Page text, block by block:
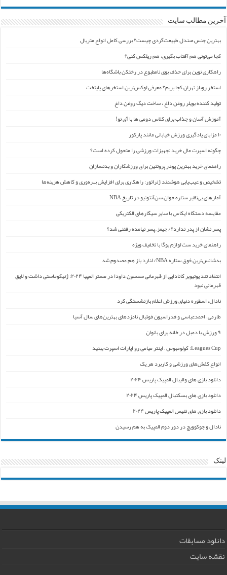
آخرین مطالب سایت
بهترین جنس صندل طبیعت‌گردی چیست؟ بررسی کامل انواع متریال
کجا می‌تونی هم آفتاب بگیری، هم ریلکس کنی؟
راهکاری نوین برای حذف بوی نامطبوع در رختکن باشگاه‌ها
استخر روباز تهران کجا بریم؟ معرفی لوکس‌ترین استخرهای پایتخت
تولید کننده بویلر روغن داغ ، ساخت دیگ روغن داغ
آموزش آسان و جذاب برای کلاس دومی ها با آی نو!
۱۰ مزایای یادگیری ورزش خیابانی مانند پارکور
چگونه اسپرت مال خرید تجهیزات ورزشی را متحول کرده است؟
راهنمای خرید بهترین پودر پروتئین برای ورزشکاران و بدنسازان
تشخیص و عیب‌یابی هوشمند ژنراتور: راهکاری برای افزایش بهره‌وری و کاهش هزینه‌ها
آمارهای بی‌نظیر ستاره جوان سن‌آنتونیو در تاریخ NBA
مقایسه دستگاه ایکاس با سایر سیگارهای الکتریکی
پسر نشان از پدر ندارد؟/ جیمز ِ پسر نیامده رفتنی شد؟
راهنمای خرید ست لوازم یوگا با تخفیف ویژه
بدشانس‌ترین فوق ستاره NBA/ لنارد باز هم مصدوم شد
انتقاد تند یوتیوبر کانادایی از قهرمانی سمسون داودا در مستر المپیا ۲۰۲۴: ژنیکوماستی داشت و لایق
قهرمانی نبود
نادال، اسطوره دنیای ورزش اعلام بازنشستگی کرد
طارمی، احمدعباسی و فدراسیون فوتبال نامزدهای بهترین‌های سال آسیا
۹ ورزش با دمبل در خانه برای بانوان
Leagues Cup: کولومبوس – اینتر میامی رو اپارات اسپرت ببنید
انواع کفش‌های ورزشی و کاربرد هر یک
دانلود بازی های والیبال المپیک پاریس ۲۰۲۴
دانلود بازی های بسکتبال المپیک پاریس ۲۰۲۴
دانلود بازی های تنیس المپیک پاریس ۲۰۲۴
نادال و جوکوویچ در دور دوم المپیک به هم رسیدن
لینک
دانلود مسابقات
نقشه سایت